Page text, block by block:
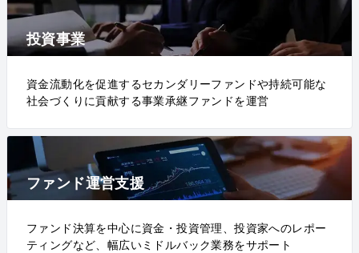
投資事業
資金流動化を促進するセカンダリーファンドや持続可能な
社会づくりに貢献する事業承継ファンドを運営
ファンド運営支援
ファンド決算を中心に資金・投資管理、投資家へのレポー
ティングなど、幅広いミドルバック業務をサポート